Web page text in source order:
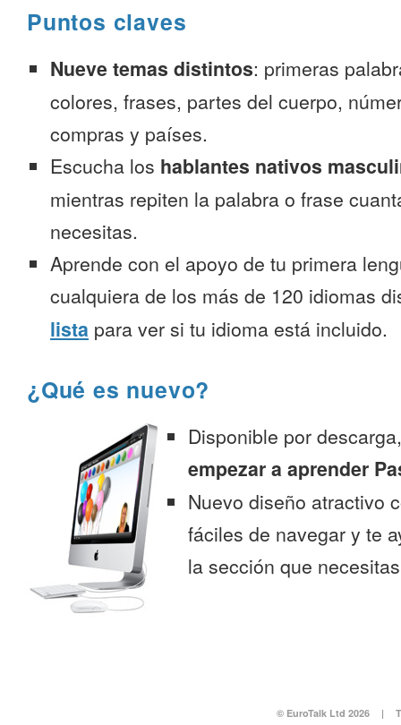
Puntos claves
Nueve temas distintos: primeras
colores, frases, partes del cuerpo,
compras y países.
Escucha los hablantes nativos
mientras repiten la palabra o frase
necesitas.
Aprende con el apoyo de tu primera
cualquiera de los más de 120 idiomas
lista para ver si tu idioma está incluido.
¿Qué es nuevo?
Disponible por
empezar a aprender
Nuevo diseño atractivo
fáciles de navegar y te
la sección que
© EuroTalk Ltd 2026 |